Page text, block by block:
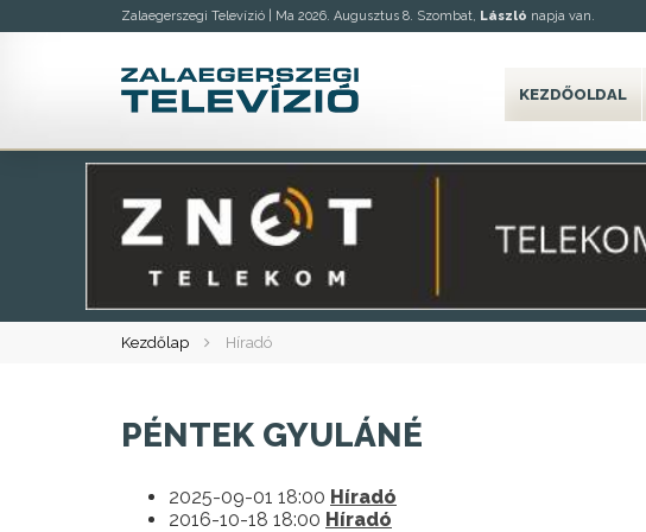
Zalaegerszegi Televízió | Ma 2026. Augusztus 8. Szombat, László napja van.
KEZDŐOLDAL
Kezdőlap Híradó
PÉNTEK GYULÁNÉ
2025-09-01 18:00 Híradó
2016-10-18 18:00 Híradó